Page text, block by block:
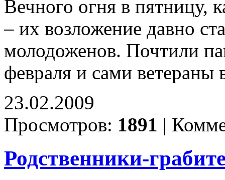
Вечного огня в пятницу,
– их возложение давно
молодоженов. Почтили
февраля и сами
23.02.2009
Просмотров: 1891 |
Родственники-